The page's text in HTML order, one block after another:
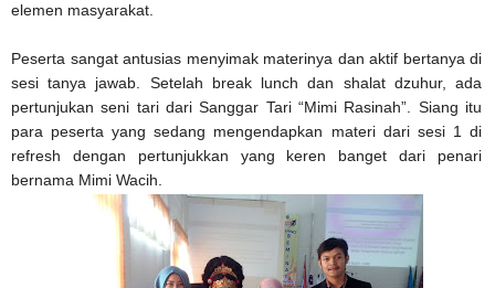
elemen masyarakat.
Peserta sangat antusias menyimak materinya dan aktif bertanya di
sesi tanya jawab. Setelah break lunch dan shalat dzuhur, ada
pertunjukan seni tari dari Sanggar Tari “Mimi Rasinah”. Siang itu
para peserta yang sedang mengendapkan materi dari sesi 1 di
refresh dengan pertunjukkan yang keren banget dari penari
bernama Mimi Wacih.